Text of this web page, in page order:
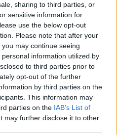
sharing to third parties, or
sensitive information for
use the below opt-out
Please note that after your
may continue seeing
information utilized by
to third parties prior to
opt-out of the further
by third parties on the
This information may
parties on the IAB’s List of
may further disclose it to other
para un dossier las
municipal de Verona
el archivo; colabora en
hora con análisis
secciones temáticas.
veronés, participa
locales sobre la memoria